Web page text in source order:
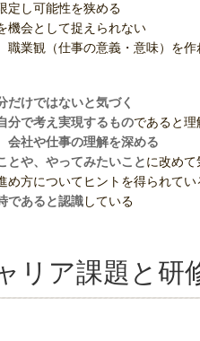
定し可能性を狭める
機会として捉えられない
職業観（仕事の意義・意味）を作
だけではないと気づく
分で考え実現するものであると理
会社や仕事の理解を深める
とや、やってみたいことに改めて
め方についてヒントを得られてい
であると認識している
リア課題と研